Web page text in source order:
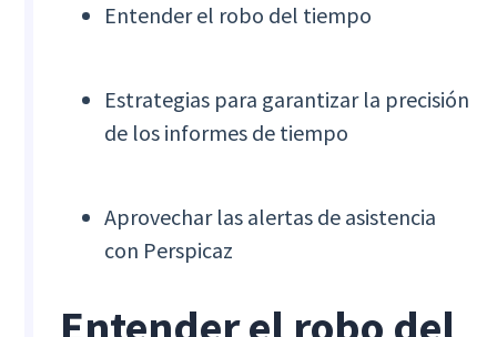
Entender el robo del tiempo
Estrategias para garantizar la precisión
de los informes de tiempo
Aprovechar las alertas de asistencia
con Perspicaz